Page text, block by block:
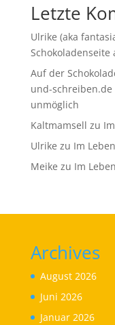
Letzte
Ulrike (aka
Schokoladenseite
Auf der
und-schreiben.de
unmöglich
Kaltmamsell zu
Ulrike zu Im
Meike zu Im
Archives
August 2026
Juni 2026
Januar 2026